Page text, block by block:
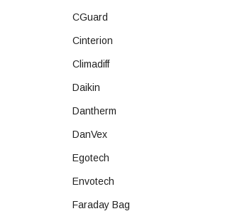
CGuard
Cinterion
Climadiff
Daikin
Dantherm
DanVex
Egotech
Envotech
Faraday Bag